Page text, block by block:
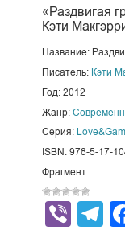
«Раздвигая
Кэти
Название:
Писатель: Кэти
Год: 2012
Жанр:
Серия:
ISBN: 978-5-17-
Фрагмент